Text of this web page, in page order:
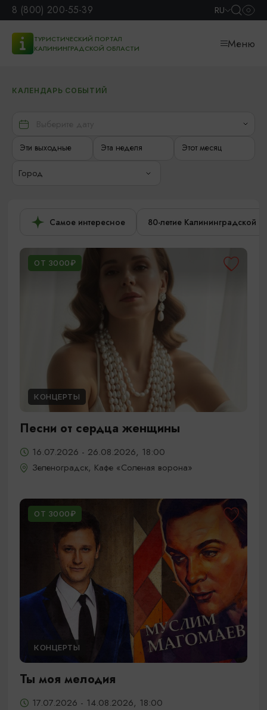
8 (800) 200-55-39 RU
ТУРИСТИЧЕСКИЙ ПОРТАЛ
КАЛИНИНГРАДСКОЙ ОБЛАСТИ
Меню
КАЛЕНДАРЬ СОБЫТИЙ
Эти выходные Эта неделя Этот месяц
Город
Самое интересное 80-летие Калининградской
ОТ 3000₽
КОНЦЕРТЫ
Песни от сердца женщины
16.07.2026 - 26.08.2026, 18:00
Зеленоградск, Кафе «Соленая ворона»
ОТ 3000₽
КОНЦЕРТЫ
Ты моя мелодия
17.07.2026 - 14.08.2026, 18:00